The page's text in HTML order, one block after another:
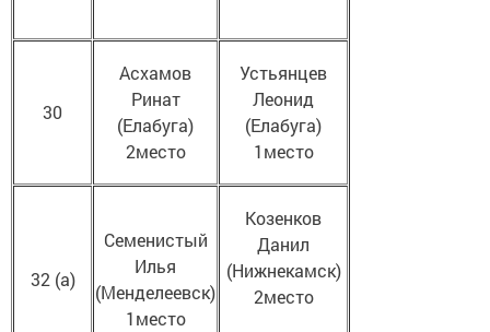
30
Асхамов
Ринат
(Елабуга)
2место
Устьянцев
Леонид
(Елабуга)
1место
32 (а)
Семенистый
Илья
(Менделеевск)
1место
Козенков
Данил
(Нижнекамск)
2место